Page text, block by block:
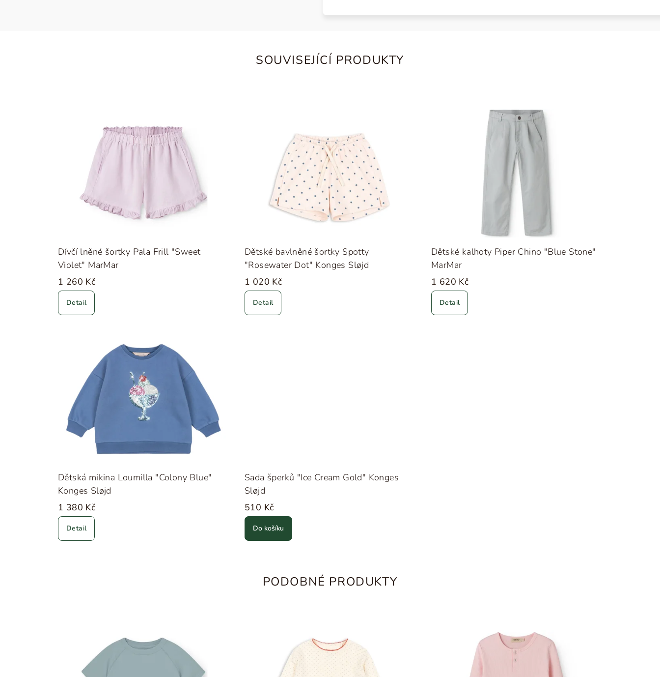
SOUVISEJÍCÍ PRODUKTY
Dívčí lněné šortky Pala Frill "Sweet
Violet" MarMar
1 260 Kč
Detail
Dětské bavlněné šortky Spotty
"Rosewater Dot" Konges Sløjd
1 020 Kč
Detail
Dětské kalhoty Piper Chino "Blue Stone"
MarMar
1 620 Kč
Detail
Dětská mikina Loumilla "Colony Blue"
Konges Sløjd
1 380 Kč
Detail
Sada šperků "Ice Cream Gold" Konges
Sløjd
510 Kč
Do košíku
PODOBNÉ PRODUKTY